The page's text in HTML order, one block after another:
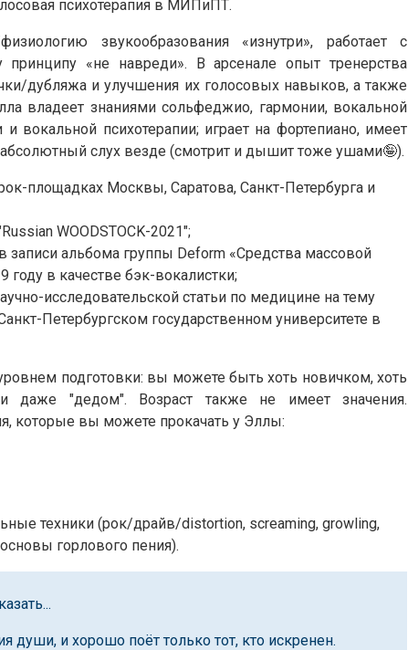
психотерапия в МИПиПТ.
звукообразования «изнутри», работает с
принципу «не навреди». В арсенале опыт тренерства
дубляжа и улучшения их голосовых навыков, а также
владеет знаниями сольфеджио, гармонии, вокальной
вокальной психотерапии; играет на фортепиано, имеет
слух везде (смотрит и дышит тоже ушами🤪).
площадках Москвы, Саратова, Санкт-Петербурга и
WOODSTOCK-2021";
записи альбома группы Deform «Средства массовой
в качестве бэк-вокалистки;
исследовательской статьи по медицине на тему
Петербургском государственном университете в
подготовки: вы можете быть хоть новичком, хоть
даже "дедом". Возраст также не имеет значения.
которые вы можете прокачать у Эллы:
техники (рок/драйв/distortion, screaming, growling,
горлового пения).
души, и хорошо поёт только тот, кто искренен.